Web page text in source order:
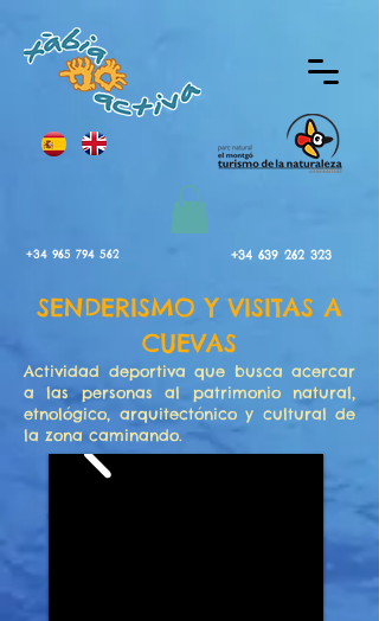
+34 639 262 323
+34 965 794 562
SENDERISMO Y VISITAS A
CUEVAS
Actividad deportiva que busca acercar
a las personas al patrimonio natural,
etnológico, arquitectónico y cultural de
la zona caminando.